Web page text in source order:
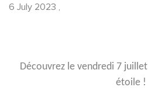
6 July 2023 ,
Découvrez le vendredi 7 juillet
étoile !